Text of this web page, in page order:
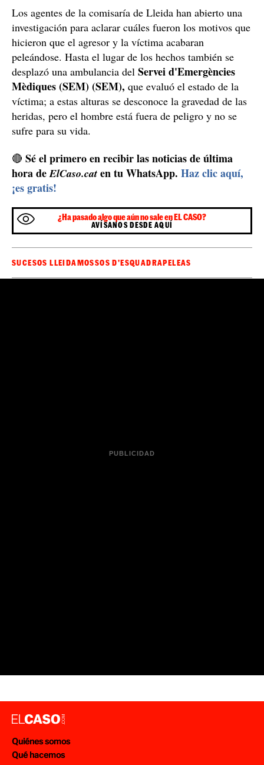
Los agentes de la comisaría de Lleida han abierto una
investigación para aclarar cuáles fueron los motivos que
hicieron que el agresor y la víctima acabaran
peleándose. Hasta el lugar de los hechos también se
desplazó una ambulancia del Servei d'Emergències
Mèdiques (SEM) (SEM), que evaluó el estado de la
víctima; a estas alturas se desconoce la gravedad de las
heridas, pero el hombre está fuera de peligro y no se
sufre para su vida.
🔴 Sé el primero en recibir las noticias de última
hora deElCaso.cat en tu WhatsApp. Haz clic aquí,
¡es gratis!
¿Ha pasado algo que aún no sale en EL CASO?
AVÍSANOS DESDE AQUÍ
SUCESOS LLEIDAMOSSOS D'ESQUADRAPELEAS
Quiénes somos
Qué hacemos